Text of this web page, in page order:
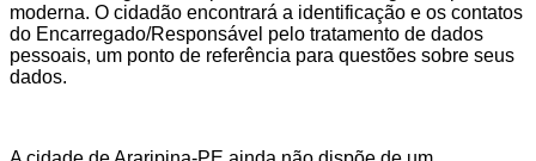
moderna. O cidadão encontrará a identificação e os contatos
do Encarregado/Responsável pelo tratamento de dados
pessoais, um ponto de referência para questões sobre seus
dados.